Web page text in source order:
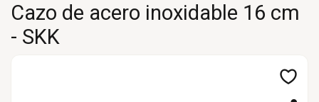
Cazo de acero inoxidable 16 cm
- SKK